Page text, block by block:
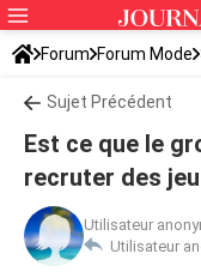
Forum Forum Mode
Sujet Précédent
Est ce que le
recruter des
Utilisateur
Utilisateur